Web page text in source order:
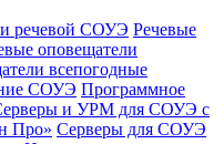
речевой СОУЭ Речевые
оповещатели
всепогодные
СОУЭ Программное
и УРМ для СОУЭ с
Про» Серверы для СОУЭ